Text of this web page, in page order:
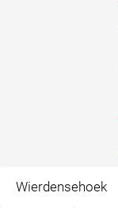
Wierdensehoek